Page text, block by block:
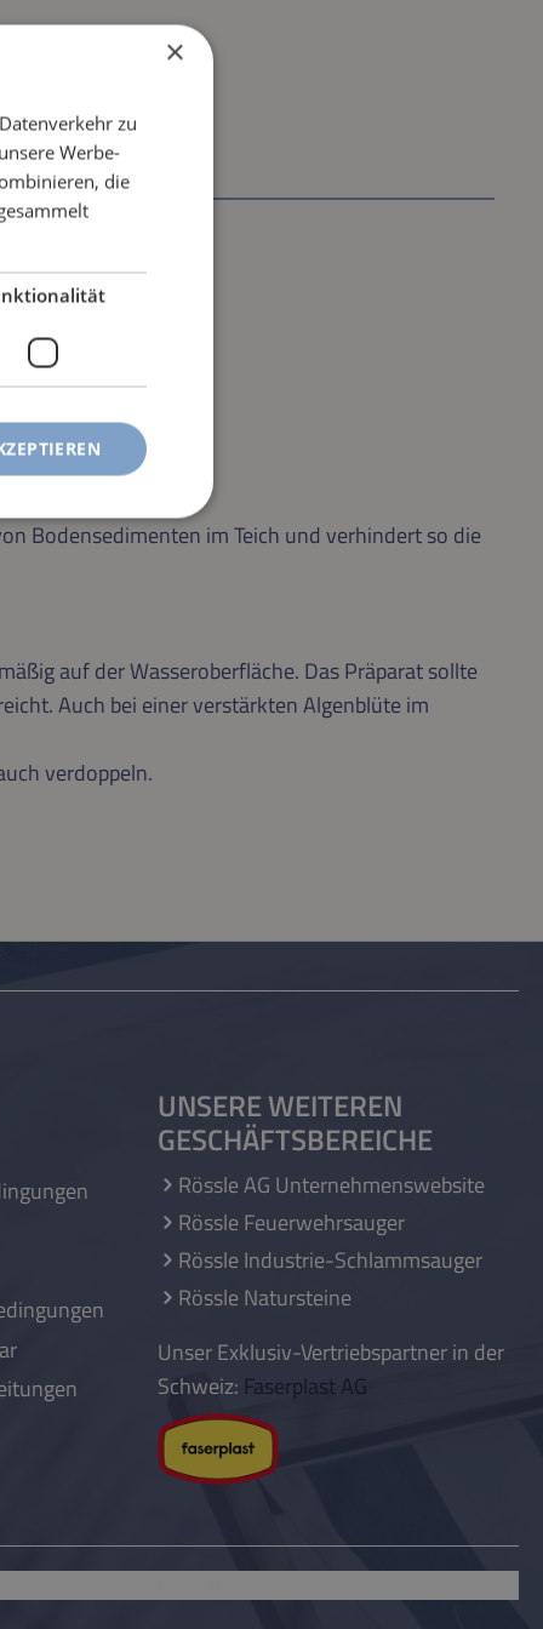
Bodensedimenten im Teich und verhindert so die
auf der Wasseroberfläche. Das Präparat sollte
Auch bei einer verstärkten Algenblüte im
verdoppeln.
UNSERE WEITEREN
GESCHÄFTSBEREICHE
Rössle AG Unternehmenswebsite
Rössle Feuerwehrsauger
Rössle Industrie-Schlammsauger
Rössle Natursteine
Unser Exklusiv-Vertriebspartner in der
Schweiz: Faserplast AG
×
zu
Werbe-
die